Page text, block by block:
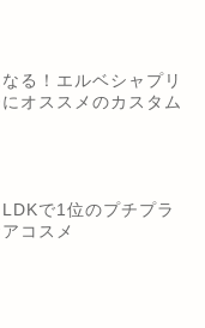
る！エルベシャプリ
オススメのカスタム
で1位のプチプラ
コスメ